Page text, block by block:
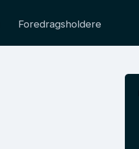
Foredragsholdere